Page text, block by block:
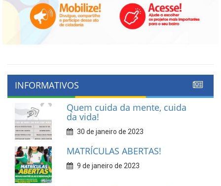
INFORMATIVOS
Quem cuida da mente, cuida
da vida!
30 de janeiro de 2023
MATRÍCULAS ABERTAS!
9 de janeiro de 2023